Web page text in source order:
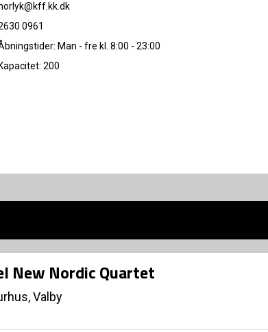
0961
Man - fre kl. 8:00 - 23:00
Kapacitet: 200
New Nordic Quartet
Valby